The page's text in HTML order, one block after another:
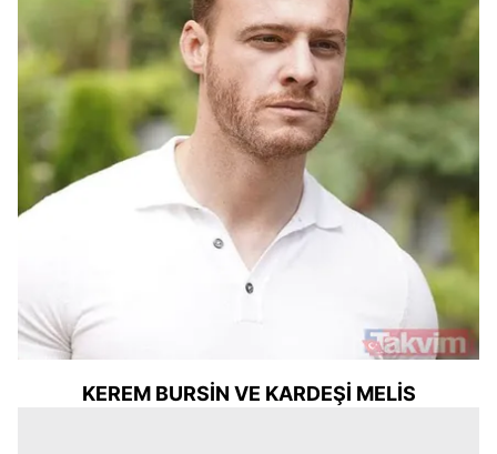
KEREM BURSİN VE KARDEŞİ MELİS